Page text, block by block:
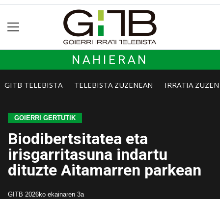
NAHIERAN
GITB TELEBISTA TELEBISTA ZUZENEAN IRRATIA
GOIERRI GERTUTIK
Biodibertsitatea eta
irisgarritasuna indartu
dituzte Aitamarren parkean
GITB 2026ko ekainaren 3a